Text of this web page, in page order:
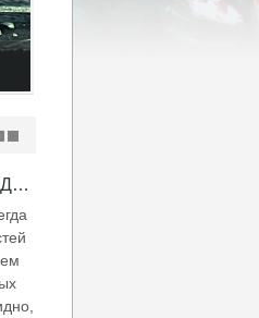
ПРИЛОЖЕНИЕ ЗИГЗАГ: ВЫГОДНО ВДВОЙНЕ!